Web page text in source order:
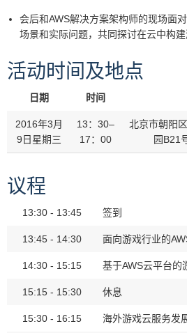
会后和AWS解决方案架构师的现场面
场景和实际问题，共同探讨在云中构建
活动时间及地点
日期 时间
2016年3月
9日星期三
13：30–
17：00
北京市朝阳
园B21
议程
13:30 - 13:45 签到
13:45 - 14:30 面向游戏行业的
14:30 - 15:15 基于AWS云平台的
15:15 - 15:30 休息
15:30 - 16:15 海外游戏云服务发